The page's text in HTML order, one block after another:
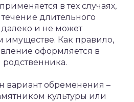
в тех случаях,
длительного
и не может
имуществе. Как правило,
оформляется в
родственника.
вариант обременения –
культуры или